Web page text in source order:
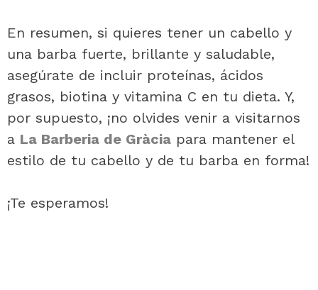
En resumen, si quieres tener un cabello y
una barba fuerte, brillante y saludable,
asegúrate de incluir proteínas, ácidos
grasos, biotina y vitamina C en tu dieta. Y,
por supuesto, ¡no olvides venir a visitarnos
a La Barberia de Gràcia para mantener el
estilo de tu cabello y de tu barba en forma!
¡Te esperamos!